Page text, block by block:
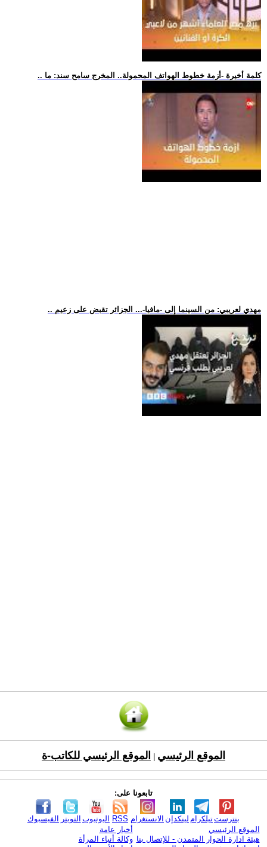
.. كلمة أخيرة -أزمة خطوط الهواتف المحمولة.. المخرج سامح سند: ما
.. مهدي لعريبي: من السينما إلى -مافيا-... الجزائر تقبض على زعيم
الموقع الرئيسي الموقع الرئيسي للكاتب-ة
تابعونا على:
الفيسبوك التويتر اليوتيوب RSS الانستغرام لينكدإن تيلكرامبنترست
الموقع الرئيسي
هيئة ادارة الحوار المتمدن - للإتصال بنا
أخبار عامة
وكالة أنباء المرأة